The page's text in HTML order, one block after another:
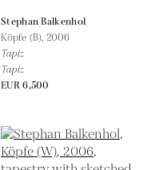
Stephan Balkenhol
Köpfe (B),2006
Tapíz
Tapíz
EUR 6,500